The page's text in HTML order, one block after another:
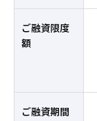
ご融資限度
額
ご融資期間